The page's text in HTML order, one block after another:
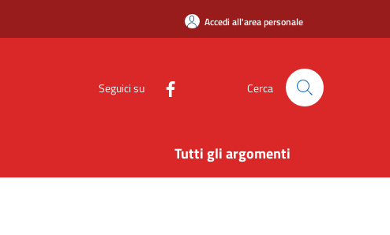
Accedi all'area personale
Seguici su Cerca
Tutti gli argomenti